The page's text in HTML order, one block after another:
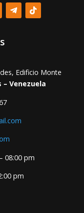
Edificio Monte
– Venezuela
08:00 pm
pm